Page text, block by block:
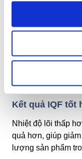
kết cấu của sản
Không khuấy
Bằng cách tránh
vẫn giữ được hình
nhiên, điều này
Kết quả IQF tốt
Nhiệt độ lõi thấp
quả hơn, giúp
lượng sản phẩm